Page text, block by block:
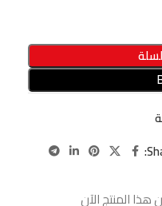
المنتج الآن